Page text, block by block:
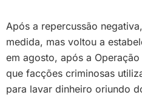
Após a repercussão
medida, mas voltou a
em agosto, após a
que facções criminosas
para lavar dinheiro oriundo